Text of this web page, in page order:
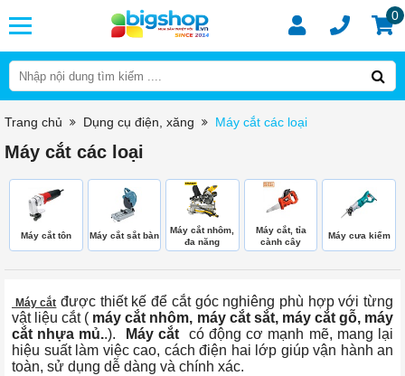
0
Trang chủ Dụng cụ điện, xăng Máy cắt các loại
Máy cắt các loại
Máy cắt tôn Máy cắt sắt bàn
Máy cắt nhôm,
đa năng
Máy cắt, tỉa
cành cây
Máy cưa kiếm
Máy cắt được thiết kế để cắt góc nghiêng phù hợp với từng
vật liệu cắt ( máy cắt nhôm, máy cắt sắt, máy cắt gỗ, máy
cắt nhựa mủ..). Máy cắt có động cơ mạnh mẽ, mang lại
hiệu suất làm việc cao, cách điện hai lớp giúp vận hành an
toàn, sử dụng dễ dàng và chính xác.